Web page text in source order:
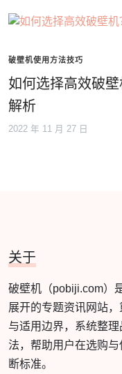
破壁机使用方法技巧
如何选择高效破
解析
2022 年 11 月 27 日
关于
破壁机（pobiji.com）
展开的专题资讯网站
与适用边界，系统整
法，帮助用户在选购
断标准。